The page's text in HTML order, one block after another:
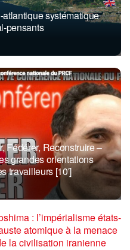
atlantique systématique
pensants
Fédérer, Reconstruire –
grandes orientations
travailleurs [10′]
: l’impérialisme états-
atomique à la menace
la civilisation iranienne